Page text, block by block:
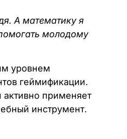
А математику я
молодому
уровнем
геймификации.
применяет
инструмент.